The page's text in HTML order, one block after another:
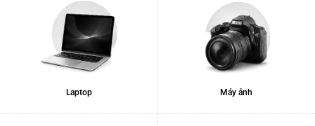
Laptop Máy ảnh